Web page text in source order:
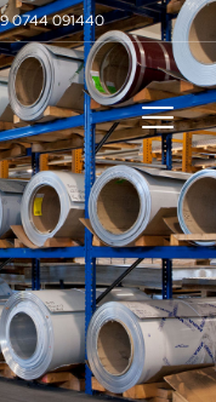
0744 091440